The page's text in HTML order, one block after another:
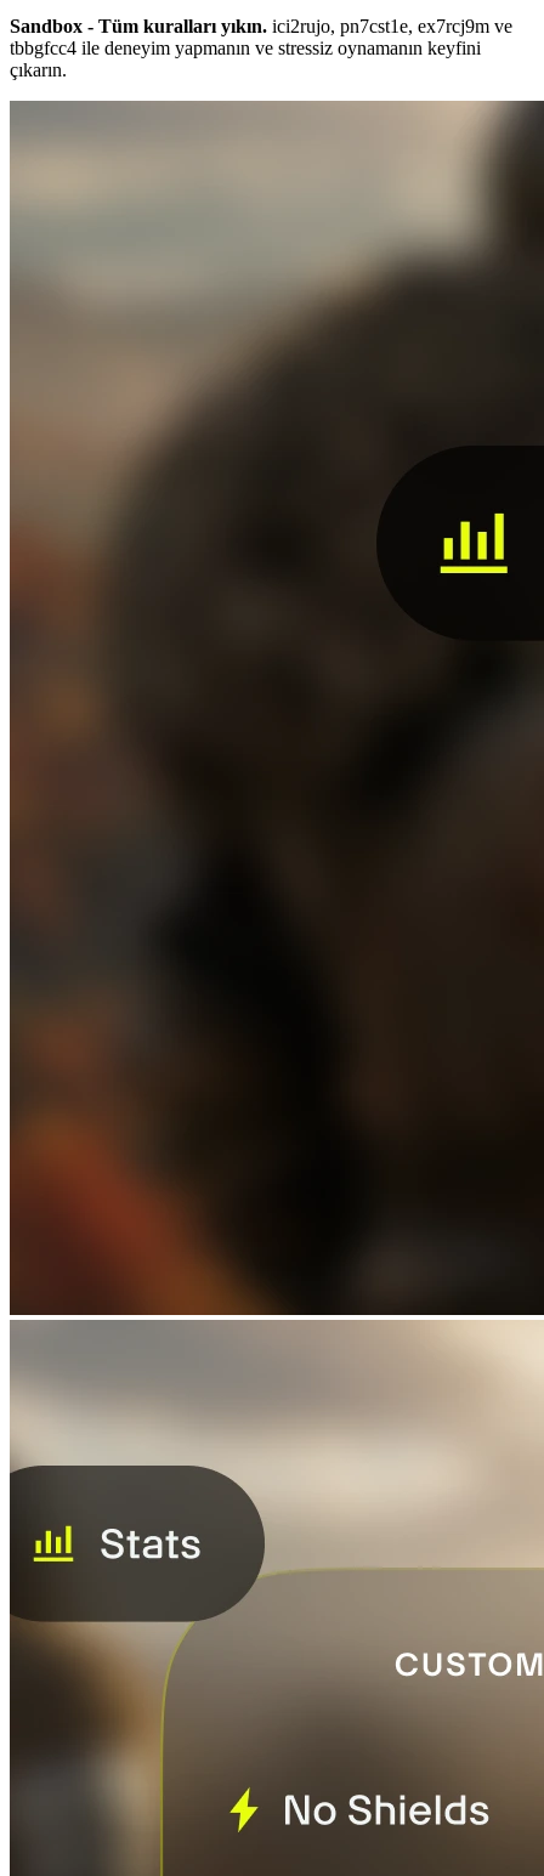
Sandbox - Tüm kuralları yıkın. ici2rujo, pn7cst1e, ex7rcj9m ve
tbbgfcc4 ile deneyim yapmanın ve stressiz oynamanın keyfini
çıkarın.